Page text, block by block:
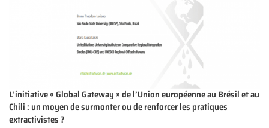
L’initiative « Global Gateway » de l’Union européenne au Brésil et au
Chili : un moyen de surmonter ou de renforcer les pratiques
extractivistes ?